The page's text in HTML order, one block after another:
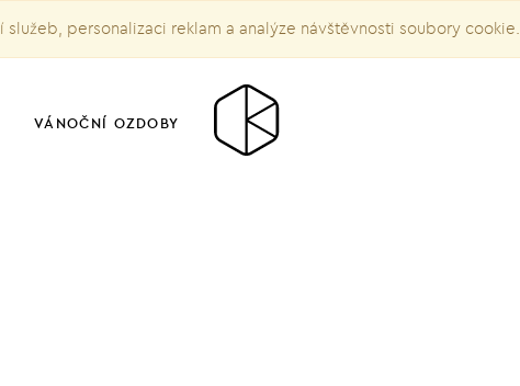
personalizaci reklam a analýze návštěvnosti soubory cookie.
VÁNOČNÍ OZDOBY